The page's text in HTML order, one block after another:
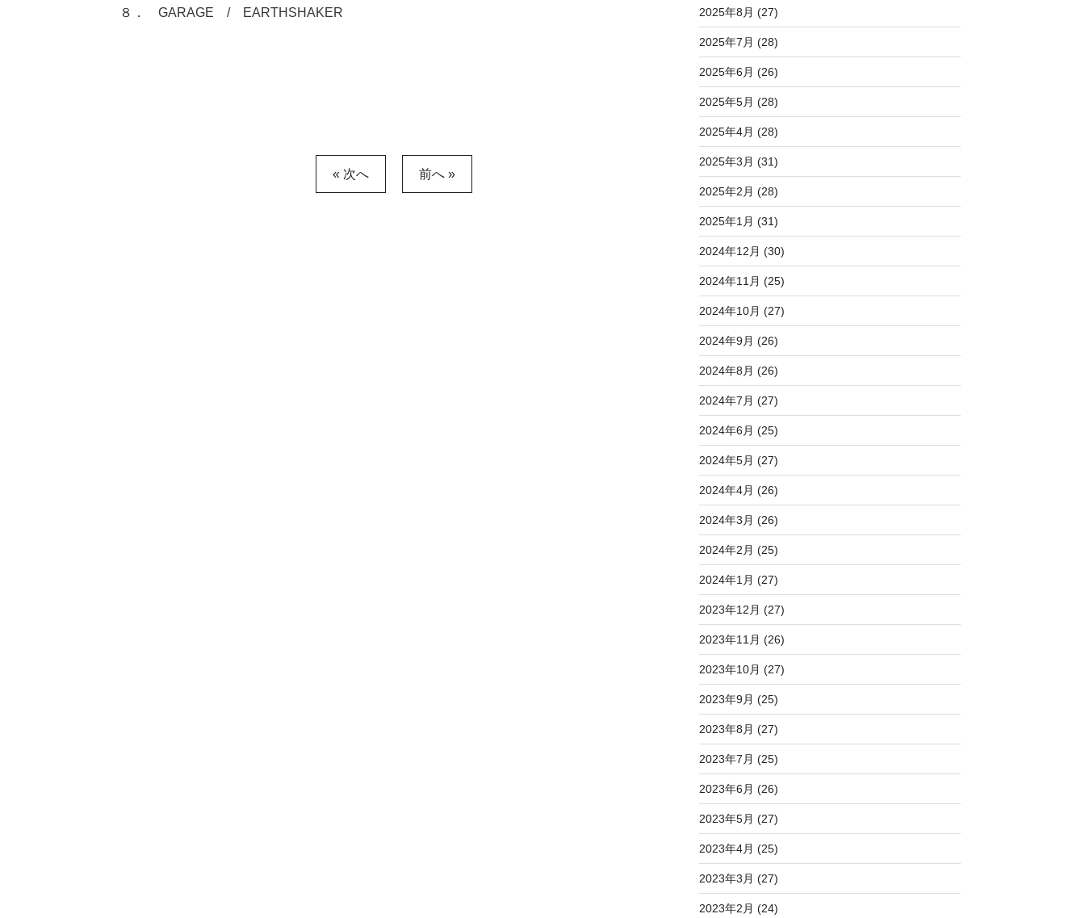
８． GARAGE / EARTHSHAKER
« 次へ 前へ »
2025年8月 (27)
2025年7月 (28)
2025年6月 (26)
2025年5月 (28)
2025年4月 (28)
2025年3月 (31)
2025年2月 (28)
2025年1月 (31)
2024年12月 (30)
2024年11月 (25)
2024年10月 (27)
2024年9月 (26)
2024年8月 (26)
2024年7月 (27)
2024年6月 (25)
2024年5月 (27)
2024年4月 (26)
2024年3月 (26)
2024年2月 (25)
2024年1月 (27)
2023年12月 (27)
2023年11月 (26)
2023年10月 (27)
2023年9月 (25)
2023年8月 (27)
2023年7月 (25)
2023年6月 (26)
2023年5月 (27)
2023年4月 (25)
2023年3月 (27)
2023年2月 (24)